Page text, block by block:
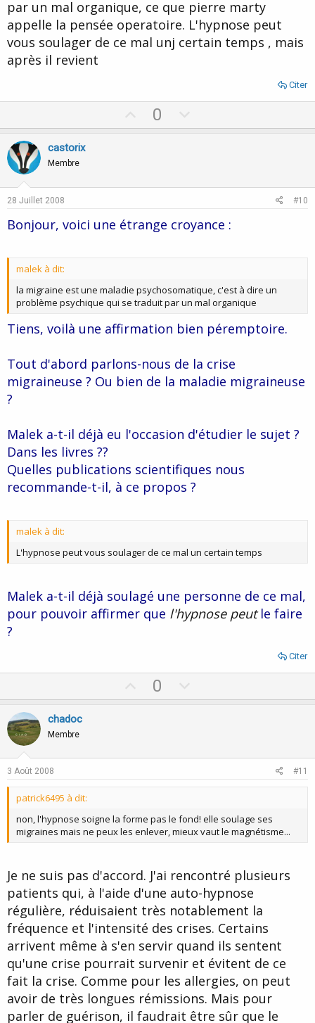
par un mal organique, ce que pierre marty
appelle la pensée operatoire. L'hypnose peut
vous soulager de ce mal unj certain temps , mais
après il revient
Citer
p
0
o
e
castorix
Membre
28 Juillet 2008 #10
Bonjour, voici une étrange croyance :
malek à dit:
la migraine est une maladie psychosomatique, c'est à dire un
problème psychique qui se traduit par un mal organique
Tiens, voilà une affirmation bien péremptoire.
Tout d'abord parlons-nous de la crise
migraineuse ? Ou bien de la maladie migraineuse
?
Malek a-t-il déjà eu l'occasion d'étudier le sujet ?
Dans les livres ??
Quelles publications scientifiques nous
recommande-t-il, à ce propos ?
malek à dit:
L'hypnose peut vous soulager de ce mal un certain temps
Malek a-t-il déjà soulagé une personne de ce mal,
pour pouvoir affirmer que l'hypnose peut le faire
?
Citer
p
t
0
o
v
chadoc
Membre
3 Août 2008 #11
patrick6495 à dit:
non, l'hypnose soigne la forme pas le fond! elle soulage ses
migraines mais ne peux les enlever, mieux vaut le magnétisme...
Je ne suis pas d'accord. J'ai rencontré plusieurs
patients qui, à l'aide d'une auto-hypnose
régulière, réduisaient très notablement la
fréquence et l'intensité des crises. Certains
arrivent même à s'en servir quand ils sentent
qu'une crise pourrait survenir et évitent de ce
fait la crise. Comme pour les allergies, on peut
avoir de très longues rémissions. Mais pour
parler de guérison, il faudrait être sûr que le